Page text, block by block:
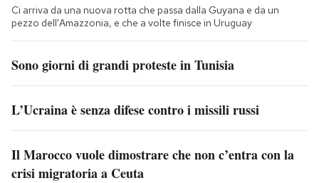
Ci arriva da una nuova rotta che passa dalla Guyana e da un
pezzo dell'Amazzonia, e che a volte finisce in Uruguay
Sono giorni di grandi proteste in Tunisia
L’Ucraina è senza difese contro i missili russi
Il Marocco vuole dimostrare che non c’entra con la
crisi migratoria a Ceuta